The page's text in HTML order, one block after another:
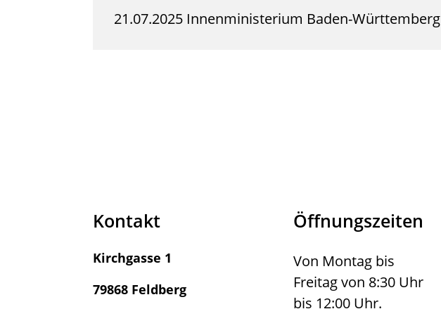
21.07.2025 Innenministerium Baden-Württemberg
Kontakt
Kirchgasse 1
79868 Feldberg
Öffnungszeiten
Von Montag bis
Freitag von 8:30 Uhr
bis 12:00 Uhr.